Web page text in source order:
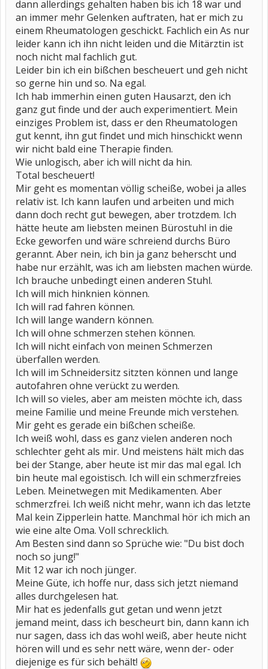
dann allerdings gehalten haben bis ich 18 war und
an immer mehr Gelenken auftraten, hat er mich zu
einem Rheumatologen geschickt. Fachlich ein As nur
leider kann ich ihn nicht leiden und die Mitärztin ist
noch nicht mal fachlich gut.
Leider bin ich ein bißchen bescheuert und geh nicht
so gerne hin und so. Na egal.
Ich hab immerhin einen guten Hausarzt, den ich
ganz gut finde und der auch experimentiert. Mein
einziges Problem ist, dass er den Rheumatologen
gut kennt, ihn gut findet und mich hinschickt wenn
wir nicht bald eine Therapie finden.
Wie unlogisch, aber ich will nicht da hin.
Total bescheuert!
Mir geht es momentan völlig scheiße, wobei ja alles
relativ ist. Ich kann laufen und arbeiten und mich
dann doch recht gut bewegen, aber trotzdem. Ich
hätte heute am liebsten meinen Bürostuhl in die
Ecke geworfen und wäre schreiend durchs Büro
gerannt. Aber nein, ich bin ja ganz beherscht und
habe nur erzählt, was ich am liebsten machen würde.
Ich brauche unbedingt einen anderen Stuhl.
Ich will mich hinknien können.
Ich will rad fahren können.
Ich will lange wandern können.
Ich will ohne schmerzen stehen können.
Ich will nicht einfach von meinen Schmerzen
überfallen werden.
Ich will im Schneidersitz sitzten können und lange
autofahren ohne verückt zu werden.
Ich will so vieles, aber am meisten möchte ich, dass
meine Familie und meine Freunde mich verstehen.
Mir geht es gerade ein bißchen scheiße.
Ich weiß wohl, dass es ganz vielen anderen noch
schlechter geht als mir. Und meistens hält mich das
bei der Stange, aber heute ist mir das mal egal. Ich
bin heute mal egoistisch. Ich will ein schmerzfreies
Leben. Meinetwegen mit Medikamenten. Aber
schmerzfrei. Ich weiß nicht mehr, wann ich das letzte
Mal kein Zipperlein hatte. Manchmal hör ich mich an
wie eine alte Oma. Voll schrecklich.
Am Besten sind dann so Sprüche wie: "Du bist doch
noch so jung!"
Mit 12 war ich noch jünger.
Meine Güte, ich hoffe nur, dass sich jetzt niemand
alles durchgelesen hat.
Mir hat es jedenfalls gut getan und wenn jetzt
jemand meint, dass ich bescheurt bin, dann kann ich
nur sagen, dass ich das wohl weiß, aber heute nicht
hören will und es sehr nett wäre, wenn der- oder
diejenige es für sich behält!